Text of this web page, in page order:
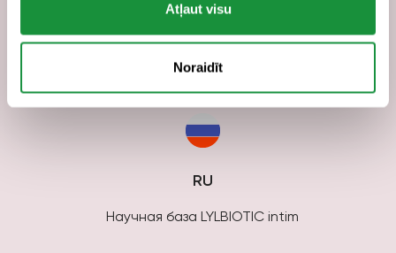
Atļaut visu
Noraidīt
LYLBIOTIC intim mokslinė bazė
RU
Научная база LYLBIOTIC intim